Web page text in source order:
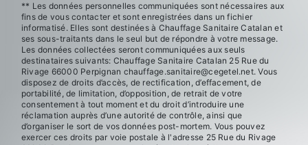
** Les données personnelles communiquées sont nécessaires aux
fins de vous contacter et sont enregistrées dans un fichier
informatisé. Elles sont destinées à Chauffage Sanitaire Catalan et
ses sous-traitants dans le seul but de répondre à votre message.
Les données collectées seront communiquées aux seuls
destinataires suivants: Chauffage Sanitaire Catalan 25 Rue du
Rivage 66000 Perpignan chauffage.sanitaire@cegetel.net. Vous
disposez de droits d’accès, de rectification, d’effacement, de
portabilité, de limitation, d’opposition, de retrait de votre
consentement à tout moment et du droit d’introduire une
réclamation auprès d’une autorité de contrôle, ainsi que
d’organiser le sort de vos données post-mortem. Vous pouvez
exercer ces droits par voie postale à l'adresse 25 Rue du Rivage